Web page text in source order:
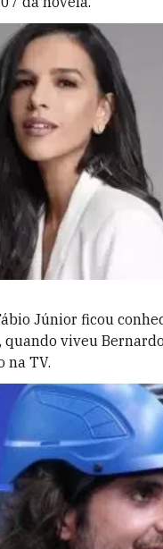
Júnior ficou
viveu
na TV.